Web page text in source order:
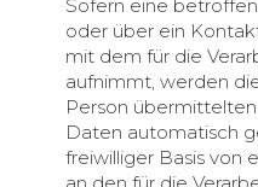
Sofern eine
oder über ein
mit dem für die
aufnimmt, werden
Person
Daten automatisch
freiwilliger Basis von
an den für die